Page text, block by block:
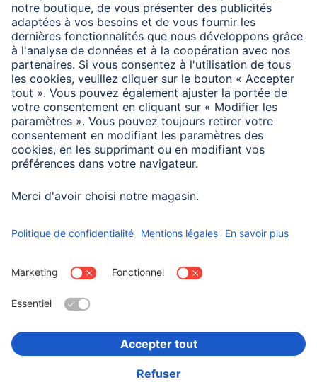
Modèle Support de vélo
Information des consommateurs
L’AirTag n’est pas fourni.
Informations institutionnelles
Confidentialité et Securité